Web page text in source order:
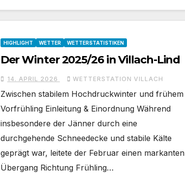
HIGHLIGHT WETTER WETTERSTATISTIKEN
Der Winter 2025/26 in Villach-Lind
14. APRIL 2026 WETTERSTATION VILLACH
Zwischen stabilem Hochdruckwinter und frühem
Vorfrühling Einleitung & Einordnung Während
insbesondere der Jänner durch eine
durchgehende Schneedecke und stabile Kälte
geprägt war, leitete der Februar einen markanten
Übergang Richtung Frühling…